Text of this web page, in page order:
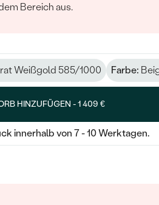
Bereich aus.
Weißgold 585/1000 Farbe:
HINZUFÜGEN -1 409 €
innerhalb von 7 - 10 Werktagen.